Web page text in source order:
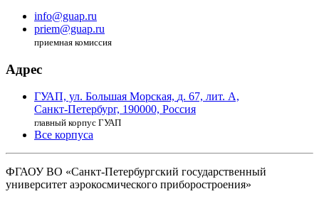
info@guap.ru
priem@guap.ru
приемная комиссия
Адрес
ГУАП, ул. Большая Морская, д. 67, лит. А,
Санкт-Петербург, 190000, Россия
главный корпус ГУАП
Все корпуса
ФГАОУ ВО «Санкт-Петербургский государственный
университет аэрокосмического приборостроения»